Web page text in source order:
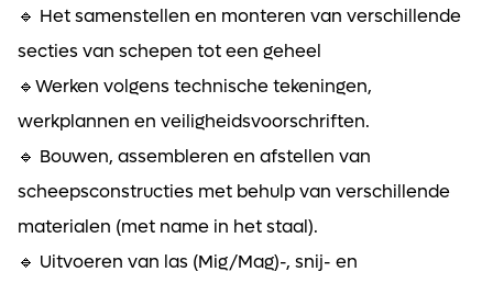
🔹 Het samenstellen en monteren van verschillende
secties van schepen tot een geheel
🔹Werken volgens technische tekeningen,
werkplannen en veiligheidsvoorschriften.
🔹 Bouwen, assembleren en afstellen van
scheepsconstructies met behulp van verschillende
materialen (met name in het staal).
🔹 Uitvoeren van las (Mig/Mag)-, snij- en